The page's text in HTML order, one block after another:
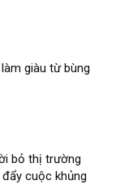
giàu từ bùng
bỏ thị trường
cuộc khủng